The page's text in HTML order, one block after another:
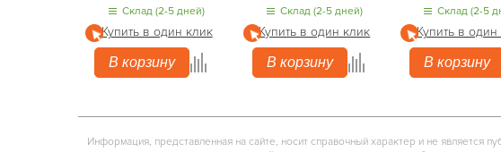
Склад (2-5 дней)
Купить в один клик
В корзину
Склад (2-5 дней)
Купить в один клик
В корзину
Склад (2-5
Купить в один
В корзину
Информация, представленная на сайте, носит справочный характер и не